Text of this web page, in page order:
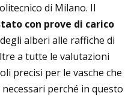
di Milano. Il
con prove di carico
alberi alle raffiche di
a tutte le valutazioni
precisi per le vasche che
perché in questo